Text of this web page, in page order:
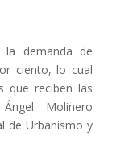
la demanda de
ciento, lo cual
que reciben las
Molinero
de Urbanismo y